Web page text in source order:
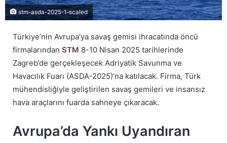
stm-asda-2025-1-scaled
Türkiye’nin Avrupa’ya savaş gemisi ihracatında öncü
firmalarından STM 8-10 Nisan 2025 tarihlerinde
Zagreb’de gerçekleşecek Adriyatik Savunma ve
Havacılık Fuarı (ASDA-2025)’na katılacak. Firma, Türk
mühendisliğiyle geliştirilen savaş gemileri ve insansız
hava araçlarını fuarda sahneye çıkaracak.
Avrupa’da Yankı Uyandıran